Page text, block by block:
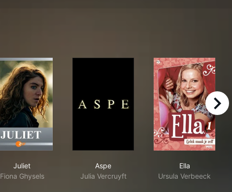
Juliet
Fiona Ghysels
Aspe
Julia Vercruyft
Ella
Ursula Verbeeck
right